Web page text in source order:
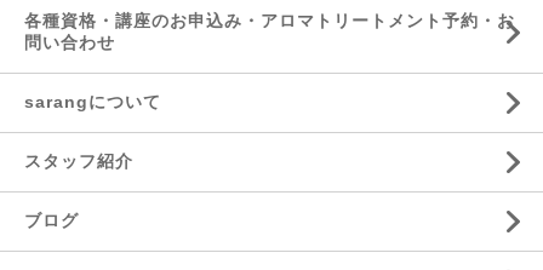
各種資格・講座のお申込み・アロマトリートメント予約・お
問い合わせ
sarangについて
スタッフ紹介
ブログ